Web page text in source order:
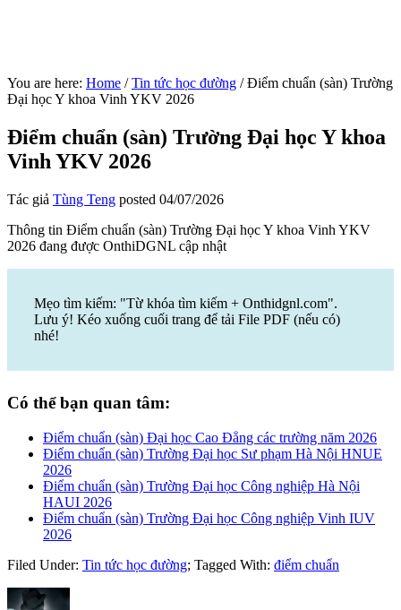
You are here: Home / Tin tức học đường /Điểm chuẩn (sàn) Trường
Đại học Y khoa Vinh YKV 2026
Điểm chuẩn (sàn) Trường Đại học Y khoa
Vinh YKV 2026
Tác giả Tùng Teng posted 04/07/2026
Thông tin Điểm chuẩn (sàn) Trường Đại học Y khoa Vinh YKV
2026 đang được OnthiDGNL cập nhật
Mẹo tìm kiếm: "Từ khóa tìm kiếm + Onthidgnl.com".
Lưu ý! Kéo xuống cuối trang để tải File PDF (nếu có)
nhé!
Có thể bạn quan tâm:
Điểm chuẩn (sàn) Đại học Cao Đẳng các trường năm 2026
Điểm chuẩn (sàn) Trường Đại học Sư phạm Hà Nội HNUE
2026
Điểm chuẩn (sàn) Trường Đại học Công nghiệp Hà Nội
HAUI 2026
Điểm chuẩn (sàn) Trường Đại học Công nghiệp Vinh IUV
2026
Filed Under: Tin tức học đường; Tagged With: điểm chuẩn